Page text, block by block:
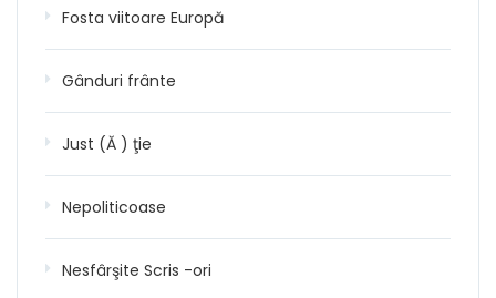
Fosta viitoare Europă
Gânduri frânte
Just (Ă ) ţie
Nepoliticoase
Nesfârşite Scris -ori